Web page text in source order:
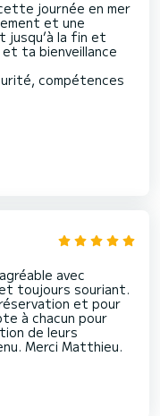
journée en mer
et une
jusqu’à la fin et
ta bienveillance
compétences
avec
toujours souriant.
et pour
à chacun pour
de leurs
Merci Matthieu.